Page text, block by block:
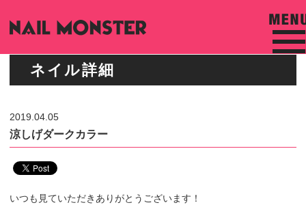
ネイル詳細
2019.04.05
涼しげダークカラー
いつも見ていただきありがとうございます！